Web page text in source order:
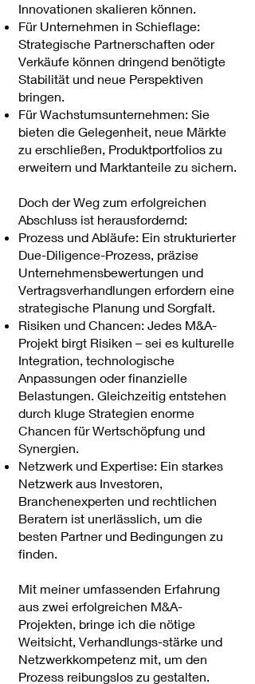
Innovationen skalieren können.
Für Unternehmen in Schieflage:
Strategische Partnerschaften oder
Verkäufe können dringend benötigte
Stabilität und neue Perspektiven
bringen.
Für Wachstumsunternehmen: Sie
bieten die Gelegenheit, neue Märkte
zu erschließen, Produktportfolios zu
erweitern und Marktanteile zu sichern.
Doch der Weg zum erfolgreichen
Abschluss ist herausfordernd:
Prozess und Abläufe: Ein strukturierter
Due-Diligence-Prozess, präzise
Unternehmensbewertungen und
Vertragsverhandlungen erfordern eine
strategische Planung und Sorgfalt.
Risiken und Chancen: Jedes M&A-
Projekt birgt Risiken – sei es kulturelle
Integration, technologische
Anpassungen oder finanzielle
Belastungen. Gleichzeitig entstehen
durch kluge Strategien enorme
Chancen für Wertschöpfung und
Synergien.
Netzwerk und Expertise: Ein starkes
Netzwerk aus Investoren,
Branchenexperten und rechtlichen
Beratern ist unerlässlich, um die
besten Partner und Bedingungen zu
finden.
Mit meiner umfassenden Erfahrung
aus zwei erfolgreichen M&A-
Projekten, bringe ich die nötige
Weitsicht, Verhandlungs-stärke und
Netzwerkkompetenz mit, um den
Prozess reibungslos zu gestalten.